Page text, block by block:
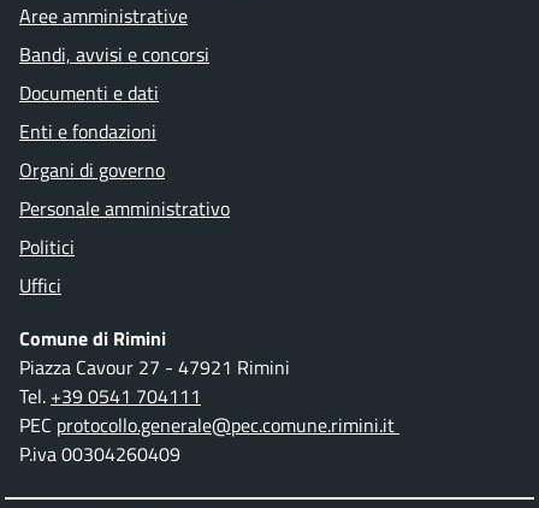
Aree amministrative
Bandi, avvisi e concorsi
Documenti e dati
Enti e fondazioni
Organi di governo
Personale amministrativo
Politici
Uffici
Comune di Rimini
Piazza Cavour 27 - 47921 Rimini
Tel. +39 0541 704111
PEC protocollo.generale@pec.comune.rimini.it
P.iva 00304260409